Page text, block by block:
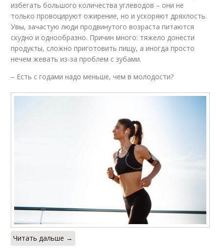
избегать большого количества углеводов – они не
только провоцируют ожирение, но и ускоряют дряхлость.
Увы, зачастую люди продвинутого возраста питаются
скудно и однообразно. Причин много: тяжело донести
продукты, сложно приготовить пищу, а иногда просто
нечем жевать из-за проблем с зубами.
– Есть с годами надо меньше, чем в молодости?
Читать дальше →